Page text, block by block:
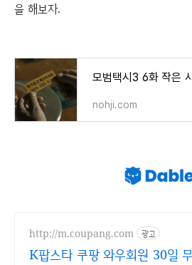
을 해보자.
nohji.com
http://m.coupang.com 광고
K팝스타 쿠팡 와우회원 30일